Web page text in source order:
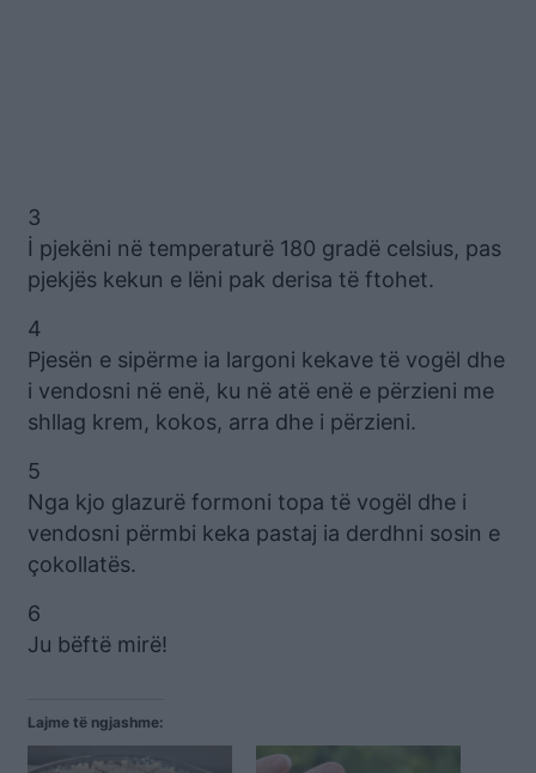
3
İ pjekëni në temperaturë 180 gradë celsius, pas
pjekjës kekun e lëni pak derisa të ftohet.
4
Pjesën e sipërme ia largoni kekave të vogël dhe
i vendosni në enë, ku në atë enë e përzieni me
shllag krem, kokos, arra dhe i përzieni.
5
Nga kjo glazurë formoni topa të vogël dhe i
vendosni përmbi keka pastaj ia derdhni sosin e
çokollatës.
6
Ju bëftë mirë!
Lajme të ngjashme: